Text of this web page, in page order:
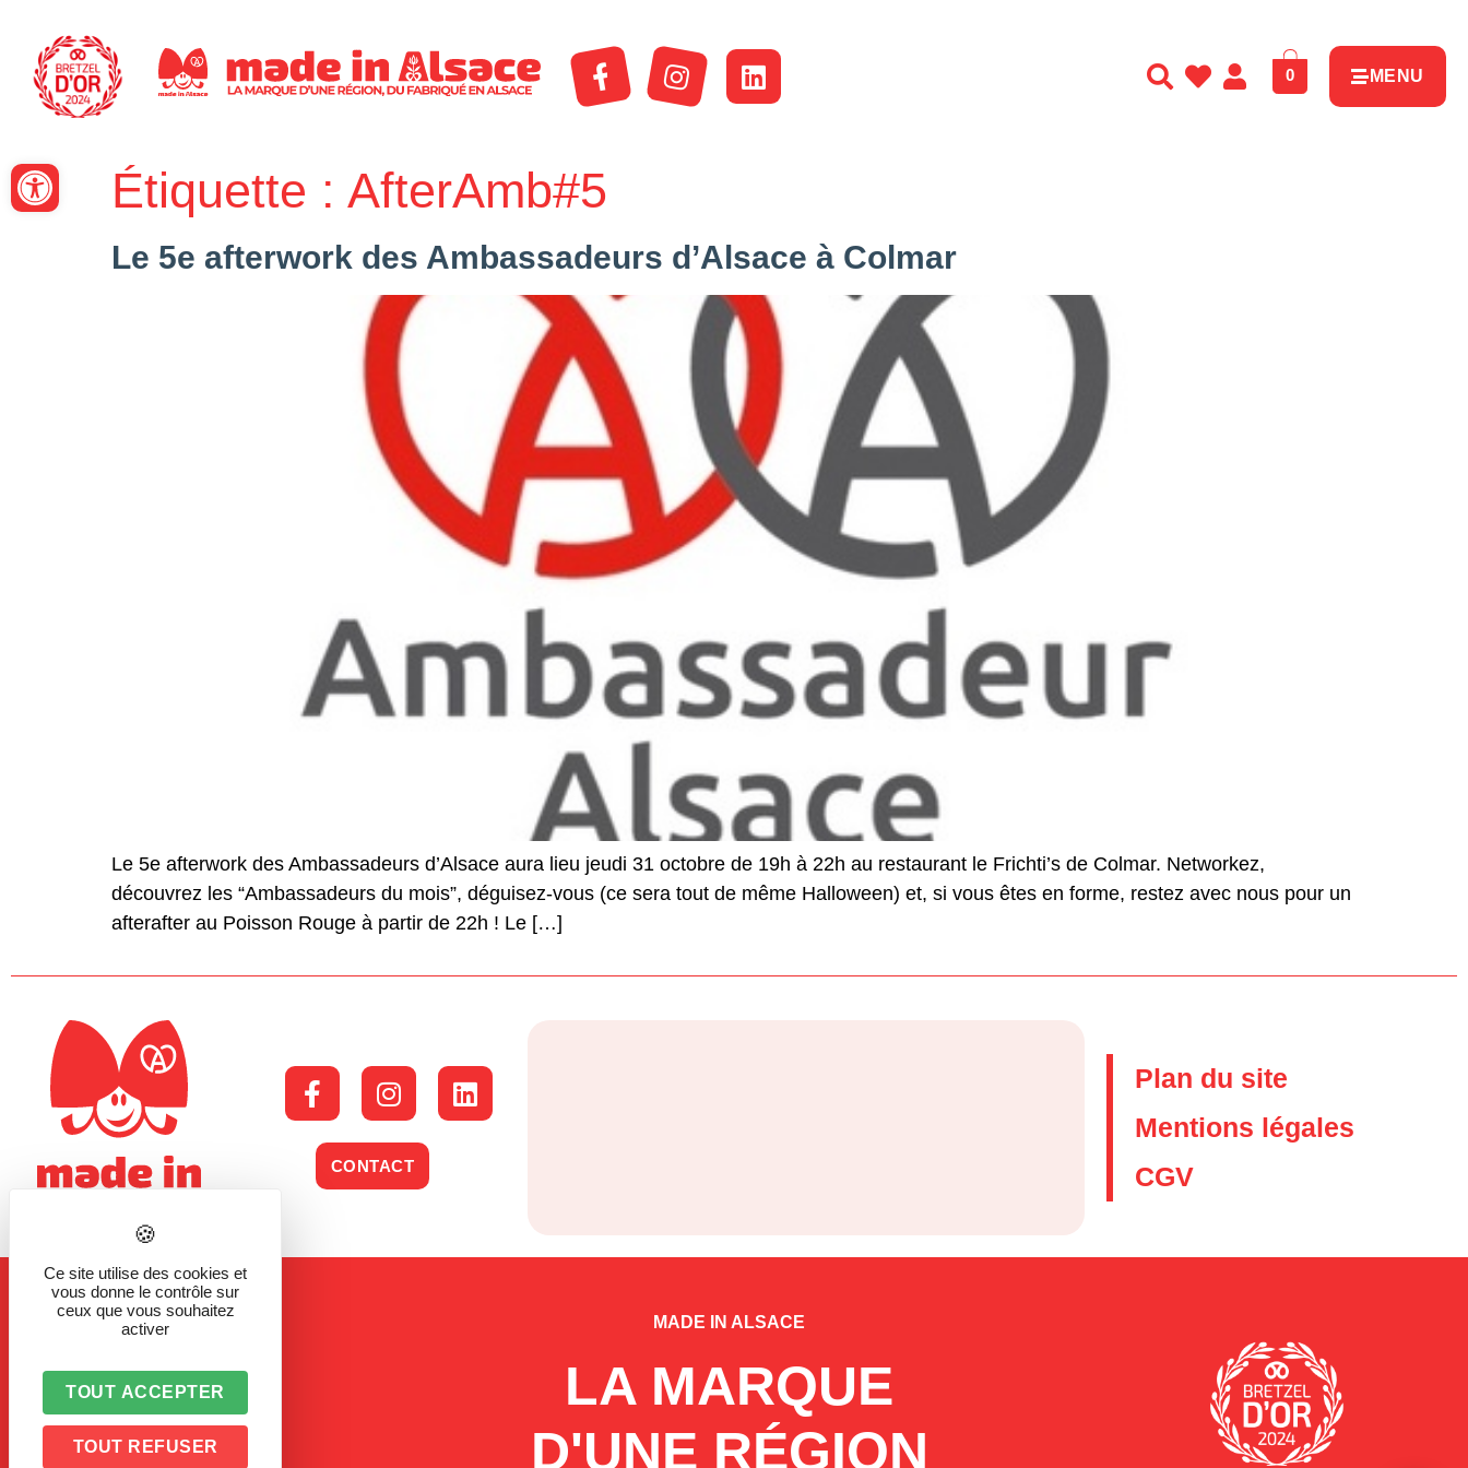
Ouvrir la barre d’outils
0 MENU
Étiquette : AfterAmb#5
Le 5e afterwork des Ambassadeurs d’Alsace à Colmar
Le 5e afterwork des Ambassadeurs d’Alsace aura lieu jeudi 31 octobre de 19h à 22h au restaurant le Frichti’s de Colmar. Networkez,
découvrez les “Ambassadeurs du mois”, déguisez-vous (ce sera tout de même Halloween) et, si vous êtes en forme, restez avec nous pour un
afterafter au Poisson Rouge à partir de 22h ! Le […]
CONTACT
Plan du site
Mentions légales
CGV
MADE IN ALSACE
LA MARQUE
D'UNE RÉGION
Ce site utilise des cookies et
vous donne le contrôle sur
ceux que vous souhaitez
activer
TOUT ACCEPTER
TOUT REFUSER